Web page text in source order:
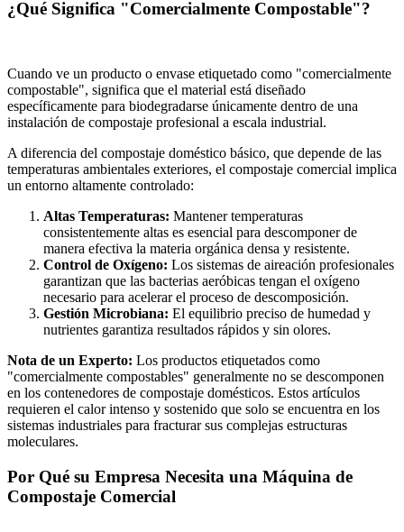
¿Qué Significa "Comercialmente Compostable"?
Cuando ve un producto o envase etiquetado como "comercialmente
compostable", significa que el material está diseñado
específicamente para biodegradarse únicamente dentro de una
instalación de compostaje profesional a escala industrial.
A diferencia del compostaje doméstico básico, que depende de las
temperaturas ambientales exteriores, el compostaje comercial implica
un entorno altamente controlado:
Altas Temperaturas: Mantener temperaturas
consistentemente altas es esencial para descomponer de
manera efectiva la materia orgánica densa y resistente.
Control de Oxígeno: Los sistemas de aireación profesionales
garantizan que las bacterias aeróbicas tengan el oxígeno
necesario para acelerar el proceso de descomposición.
Gestión Microbiana: El equilibrio preciso de humedad y
nutrientes garantiza resultados rápidos y sin olores.
Nota de un Experto: Los productos etiquetados como
"comercialmente compostables" generalmente no se descomponen
en los contenedores de compostaje domésticos. Estos artículos
requieren el calor intenso y sostenido que solo se encuentra en los
sistemas industriales para fracturar sus complejas estructuras
moleculares.
Por Qué su Empresa Necesita una Máquina de
Compostaje Comercial